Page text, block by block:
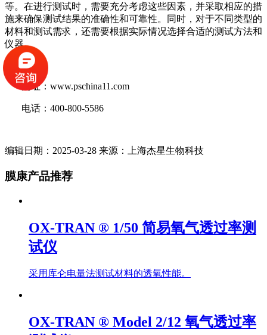
等。在进行测试时，需要充分考虑这些因素，并采取相应的措
施来确保测试结果的准确性和可靠性。同时，对于不同类型的
材料和测试需求，还需要根据实际情况选择合适的测试方法和
仪器。
网址： www.pschina11.com
电话：400-800-5586
编辑日期：2025-03-28 来源：上海杰星生物科技
膜康产品推荐
OX-TRAN ® 1/50 简易氧气透过率测
试仪
采用库仑电量法测试材料的透氧性能。
OX-TRAN ® Model 2/12 氧气透过率